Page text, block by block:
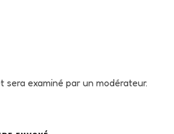
examiné par un modérateur.